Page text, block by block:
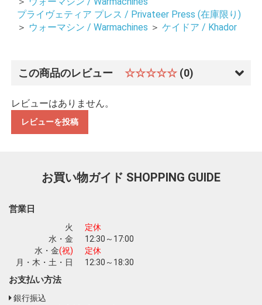
お買い物を続ける
プライヴェティア プレス / Privateer Press (在庫限り)
＞ ウォーマシン / Warmachines ＞ ケイドア / Khador
この商品のレビュー ☆☆☆☆☆ (0)
レビューはありません。
レビューを投稿
お買い物ガイド SHOPPING GUIDE
営業日
火
定休
水・金
12:30～17:00
水・金(祝)
定休
月・木・土・日
12:30～18:30
お支払い方法
銀行振込